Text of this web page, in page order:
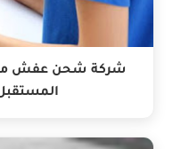
شركة شحن عفش من